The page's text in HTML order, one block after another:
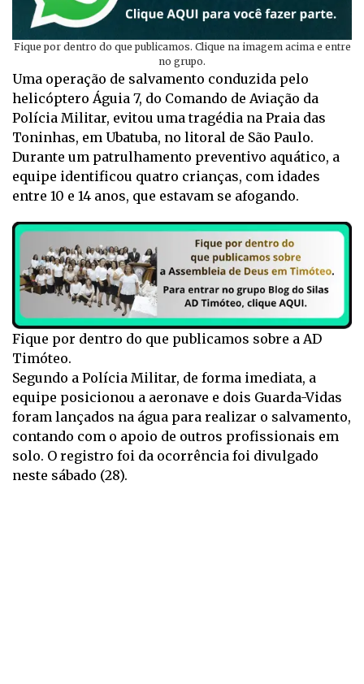
Fique por dentro do que publicamos. Clique na imagem acima e entre
no grupo.
Uma operação de salvamento conduzida pelo
helicóptero Águia 7, do Comando de Aviação da
Polícia Militar, evitou uma tragédia na Praia das
Toninhas, em Ubatuba, no litoral de São Paulo.
Durante um patrulhamento preventivo aquático, a
equipe identificou quatro crianças, com idades
entre 10 e 14 anos, que estavam se afogando.
Fique por dentro do que publicamos sobre a AD
Timóteo.
Segundo a Polícia Militar, de forma imediata, a
equipe posicionou a aeronave e dois Guarda-Vidas
foram lançados na água para realizar o salvamento,
contando com o apoio de outros profissionais em
solo. O registro foi da ocorrência foi divulgado
neste sábado (28).